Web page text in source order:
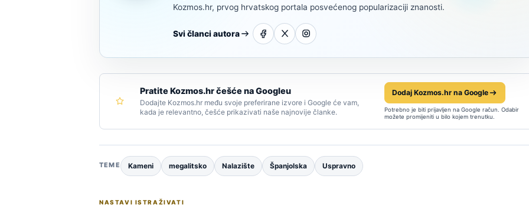
Kozmos.hr, prvog hrvatskog portala posvećenog popularizaciji znanosti.
Svi članci autora
Pratite Kozmos.hr češće na Googleu
Dodajte Kozmos.hr među svoje preferirane izvore i Google će vam,
kada je relevantno, češće prikazivati naše najnovije članke.
Dodaj Kozmos.hr na Google
Potrebno je biti prijavljen na Google račun. Odabir
možete promijeniti u bilo kojem trenutku.
TEME Kameni megalitsko Nalazište Španjolska Uspravno
NASTAVI ISTRAŽIVATI